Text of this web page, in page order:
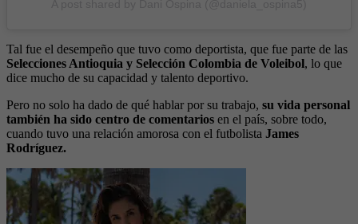
Tal fue el desempeño que tuvo como deportista, que fue parte de las
Selecciones Antioquia y Selección Colombia de Voleibol, lo que
dice mucho de su capacidad y talento deportivo.
Pero no solo ha dado de qué hablar por su trabajo, su vida personal
también ha sido centro de comentarios en el país, sobre todo,
cuando tuvo una relación amorosa con el futbolista James
Rodríguez.